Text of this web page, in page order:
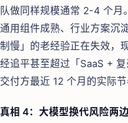
队做同样规模通常 2-4 个月
通用组件成熟、行业方案沉
制慢」的老经验正在失效，
经追平甚至超过「SaaS +
交付方最近 12 个月的实际
真相 4：大模型换代风险两